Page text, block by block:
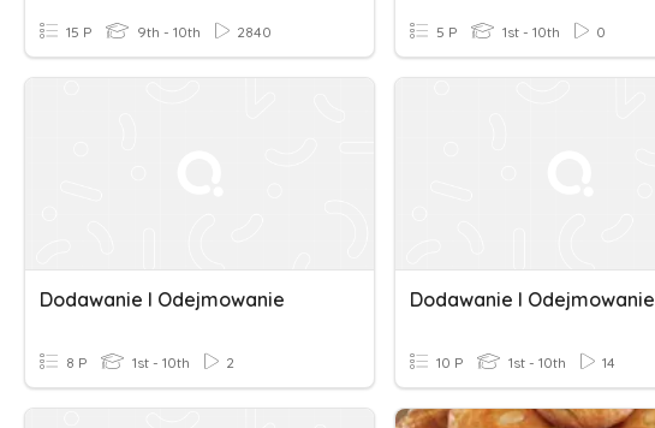
15 P 9th - 10th 2840 5 P 1st - 10th 0
Dodawanie I Odejmowanie
8 P 1st - 10th 2 10 P 1st - 10th 14